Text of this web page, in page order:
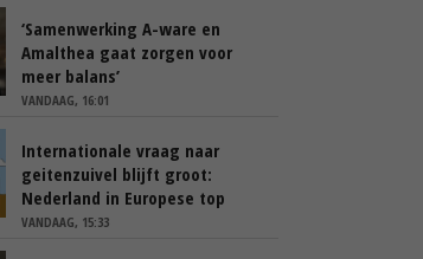
‘Samenwerking A-ware en
Amalthea gaat zorgen voor
meer balans’
VANDAAG, 16:01
Internationale vraag naar
geitenzuivel blijft groot:
Nederland in Europese top
VANDAAG, 15:33